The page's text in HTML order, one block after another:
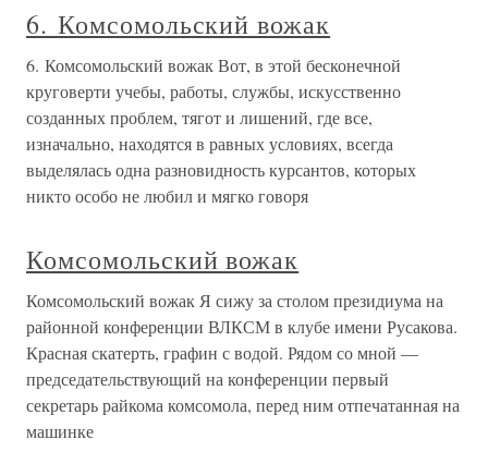
6. Комсомольский вожак
6. Комсомольский вожак Вот, в этой бесконечной
круговерти учебы, работы, службы, искусственно
созданных проблем, тягот и лишений, где все,
изначально, находятся в равных условиях, всегда
выделялась одна разновидность курсантов, которых
никто особо не любил и мягко говоря
Комсомольский вожак
Комсомольский вожак Я сижу за столом президиума на
районной конференции ВЛКСМ в клубе имени Русакова.
Красная скатерть, графин с водой. Рядом со мной —
председательствующий на конференции первый
секретарь райкома комсомола, перед ним отпечатанная на
машинке